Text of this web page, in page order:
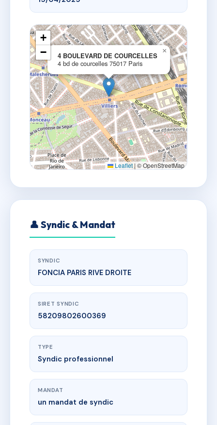
4 BOULEVARD DE COURCELLES
4 bd de courcelles 75017 Paris
×
+
−
Leaflet| © OpenStreetMap
👤 Syndic & Mandat
SYNDIC
FONCIA PARIS RIVE DROITE
SIRET SYNDIC
58209802600369
TYPE
Syndic professionnel
MANDAT
un mandat de syndic